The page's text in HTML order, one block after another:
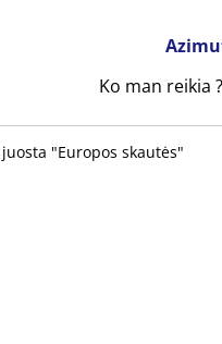
Ko man reikia ?
"Europos skautės"